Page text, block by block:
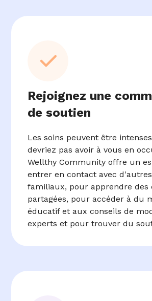
Rejoignez une
de soutien
Les soins peuvent être
devriez pas avoir à vous en
Wellthy Community offre un
entrer en contact avec
familiaux, pour apprendre des
partagées, pour accéder à du
éducatif et aux conseils de
experts et pour trouver du